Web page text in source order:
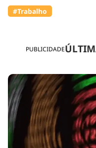
PUBLICIDADE
#Trabalho